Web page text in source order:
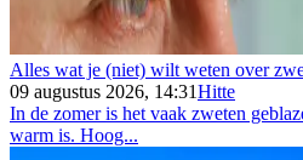
Alles wat je (niet) wilt weten over
09 augustus 2026, 14:31Hitte
In de zomer is het vaak zweten
warm is. Hoog...